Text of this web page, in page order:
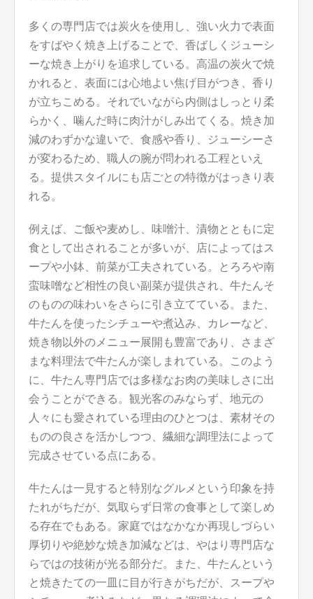
多くの専門店では炭火を使用し、強い火力で表面
をすばやく焼き上げることで、香ばしくジューシ
ーな焼き上がりを追求している。高温の炭火で焼
かれると、表面には心地よい焦げ目がつき、香り
が立ちこめる。それでいながら内側はしっとり柔
らかく、噛んだ時に肉汁がしみ出てくる。焼き加
減のわずかな違いで、食感や香り、ジューシーさ
が変わるため、職人の腕が問われる工程といえ
る。提供スタイルにも店ごとの特徴がはっきり表
れる。
例えば、ご飯や麦めし、味噌汁、漬物とともに定
食として出されることが多いが、店によってはス
ープや小鉢、前菜が工夫されている。とろろや南
蛮味噌など相性の良い副菜が提供され、牛たんそ
のものの味わいをさらに引き立てている。また、
牛たんを使ったシチューや煮込み、カレーなど、
焼き物以外のメニュー展開も豊富であり、さまざ
まな料理法で牛たんが楽しまれている。このよう
に、牛たん専門店では多様なお肉の美味しさに出
会うことができる。観光客のみならず、地元の
人々にも愛されている理由のひとつは、素材その
ものの良さを活かしつつ、繊細な調理法によって
完成させている点にある。
牛たんは一見すると特別なグルメという印象を持
たれがちだが、気取らず日常の食事として楽しめ
る存在でもある。家庭ではなかなか再現しづらい
厚切りや絶妙な焼き加減などは、やはり専門店な
らではの技術が光る部分だ。また、牛たんという
と焼きたての一皿に目が行きがちだが、スープや